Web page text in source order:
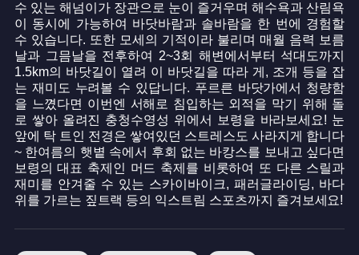
수 있는 해넘이가 장관으로 눈이 즐거우며 해수욕과 산림욕
이 동시에 가능하여 바닷바람과 솔바람을 한 번에 경험할
수 있습니다. 또한 모세의 기적이라 불리며 매월 음력 보름
날과 그믐날을 전후하여 2~3회 해변에서부터 석대도까지
1.5km의 바닷길이 열려 이 바닷길을 따라 게, 조개 등을 잡
는 재미도 누려볼 수 있답니다. 푸르른 바닷가에서 청량함
을 느꼈다면 이번엔 서해로 침입하는 외적을 막기 위해 돌
로 쌓아 올려진 충청수영성 위에서 보령을 바라보세요! 눈
앞에 탁 트인 전경은 쌓여있던 스트레스도 사라지게 합니다
~ 한여름의 햇볕 속에서 후회 없는 바캉스를 보내고 싶다면
보령의 대표 축제인 머드 축제를 비롯하여 또 다른 스릴과
재미를 안겨줄 수 있는 스카이바이크, 패러글라이딩, 바다
위를 가르는 짚트랙 등의 익스트림 스포츠까지 즐겨보세요!